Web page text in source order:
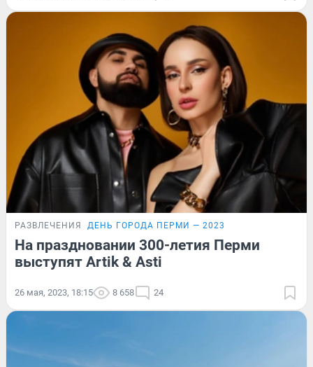
РАЗВЛЕЧЕНИЯ ДЕНЬ ГОРОДА ПЕРМИ — 2023
На праздновании 300-летия Перми
выступят Artik & Asti
26 мая, 2023, 18:15 8 658 24